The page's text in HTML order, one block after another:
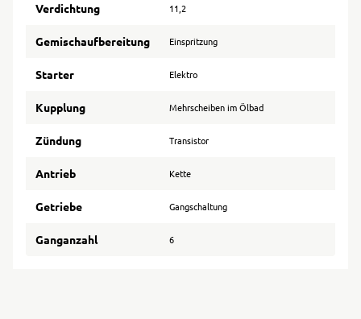
Verdichtung 11,2
Gemischaufbereitung Einspritzung
Starter Elektro
Kupplung Mehrscheiben im Ölbad
Zündung Transistor
Antrieb Kette
Getriebe Gangschaltung
Ganganzahl 6